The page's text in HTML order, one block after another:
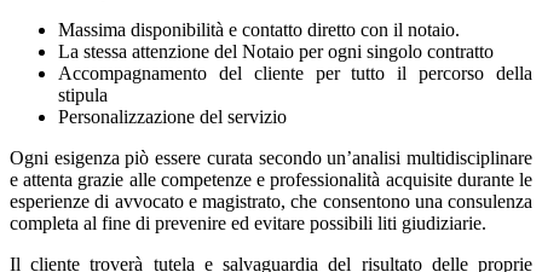
Massima disponibilità e contatto diretto con il notaio.
La stessa attenzione del Notaio per ogni singolo contratto
Accompagnamento del cliente per tutto il percorso della
stipula
Personalizzazione del servizio
Ogni esigenza piò essere curata secondo un’analisi multidisciplinare
e attenta grazie alle competenze e professionalità acquisite durante le
esperienze di avvocato e magistrato, che consentono una consulenza
completa al fine di prevenire ed evitare possibili liti giudiziarie.
Il cliente troverà tutela e salvaguardia del risultato delle proprie